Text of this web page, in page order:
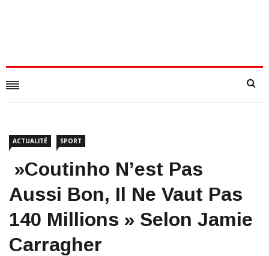
ACTUALITÉ SPORT
​ »Coutinho N’est Pas
Aussi Bon, Il Ne Vaut Pas
140 Millions » Selon Jamie
Carragher